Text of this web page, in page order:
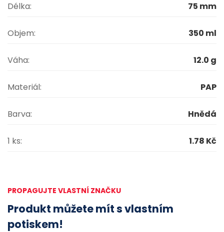
gastronomii, kde je kladen důraz na rychlost obsluhy a
Délka: 75 mm
Objem: 350 ml
Váha: 12.0 g
Materiál: PAP
Barva: Hnědá
1 ks: 1.78 Kč
PROPAGUJTE VLASTNÍ ZNAČKU
Produkt můžete mít s vlastním
potiskem!